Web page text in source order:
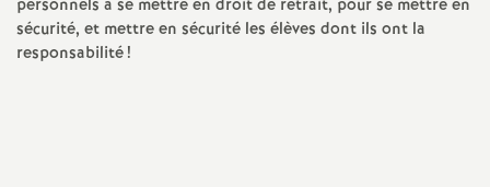
e
personnels à se mettre en droit de retrait, pour se mettre en
sécurité, et mettre en sécurité les élèves dont ils ont la
responsabilité!